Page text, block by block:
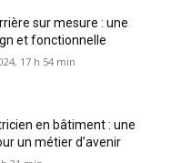
sur mesure : une
et fonctionnelle
17 h 54 min
en bâtiment : une
un métier d’avenir